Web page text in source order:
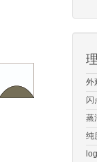
外
闪
蒸
纯